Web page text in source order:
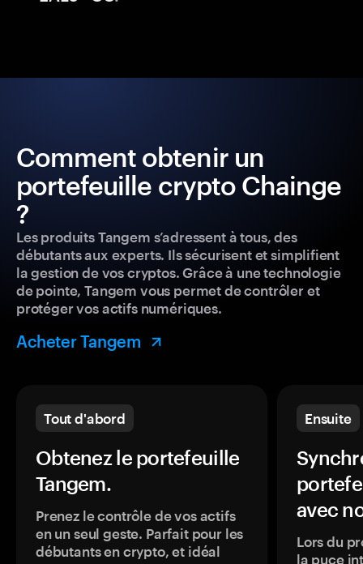
Comment obtenir un
portefeuille crypto Chainge
?
Les produits Tangem s’adressent à tous, des
débutants aux experts. Ils sécurisent et simplifient
la gestion de vos cryptos. Grâce à une technologie
de pointe, Tangem vous permet de contrôler et
protéger vos actifs numériques.
Acheter Tangem
Tout d'abord
Obtenez le portefeuille
Tangem.
Prenez le contrôle de vos actifs
en un seul geste. Parfait pour les
débutants en crypto, et idéal
Ensuite
avec
Lors du
la puce